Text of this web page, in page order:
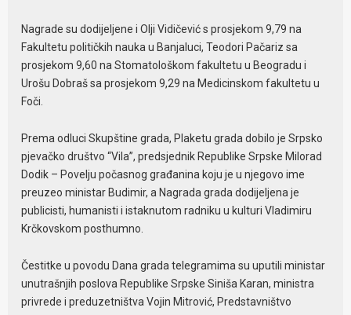
Nagrade su dodijeljene i Olji Vidičević s prosjekom 9,79 na
Fakultetu političkih nauka u Banjaluci, Teodori Pačariz sa
prosjekom 9,60 na Stomatološkom fakultetu u Beogradu i
Urošu Dobraš sa prosjekom 9,29 na Medicinskom fakultetu u
Foči.
Prema odluci Skupštine grada, Plaketu grada dobilo je Srpsko
pjevačko društvo “Vila”, predsjednik Republike Srpske Milorad
Dodik – Povelju počasnog građanina koju je u njegovo ime
preuzeo ministar Budimir, a Nagrada grada dodijeljena je
publicisti, humanisti i istaknutom radniku u kulturi Vladimiru
Krčkovskom posthumno.
Čestitke u povodu Dana grada telegramima su uputili ministar
unutrašnjih poslova Republike Srpske Siniša Karan, ministra
privrede i preduzetništva Vojin Mitrović, Predstavništvo